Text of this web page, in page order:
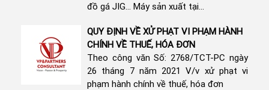
đồ gá JIG... Máy sản xuất tại...
QUY ĐỊNH VỀ XỬ PHẠT VI PHẠM HÀNH
CHÍNH VỀ THUẾ, HÓA ĐƠN
Theo công văn Số: 2768/TCT-PC ngày
26 tháng 7 năm 2021 V/v xử phạt vi
phạm hành chính về thuế, hóa đơn